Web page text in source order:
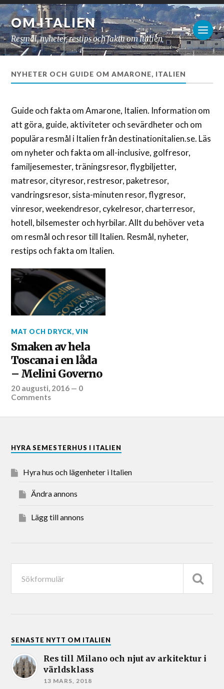
OM ITALIEN
Resmål, nyheter, restips och fakta om Italien
NYHETER OCH GUIDE OM AMARONE, ITALIEN
Guide och fakta om Amarone, Italien. Information om
att göra, guide, aktiviteter och sevärdheter och om
populära resmål i Italien från destinationitalien.se. Läs
om nyheter och fakta om all-inclusive, golfresor,
familjesemester, träningsresor, flygbiljetter,
matresor, cityresor, restresor, paketresor,
vandringsresor, sista-minuten resor, flygresor,
vinresor, weekendresor, cykelresor, charterresor,
hotell, bilsemester och hyrbilar. Allt du behöver veta
om resmål och resor till Italien. Resmål, nyheter,
restips och fakta om Italien.
MAT OCH DRYCK,VIN
Smaken av hela
Toscana i en låda
– Melini Governo
20 augusti, 2016 — 0
Comments
HYRA SEMESTERHUS I ITALIEN
Hyra hus och lägenheter i Italien
Ändra annons
Lägg till annons
SENASTE NYTT OM ITALIEN
Res till Milano och njut av arkitektur i
världsklass
13 MARS, 2018